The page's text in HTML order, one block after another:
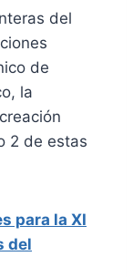
del
de
la
2 de estas
para la XI
del